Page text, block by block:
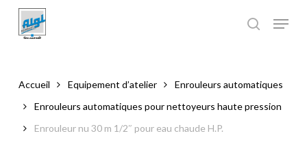
main
Accueil Equipement d’atelier
Enrouleurs automatiques
Enrouleurs automatiques pour nettoyeurs haute pression
Enrouleur nu 30 m 1/2″ pour eau chaude H.P.